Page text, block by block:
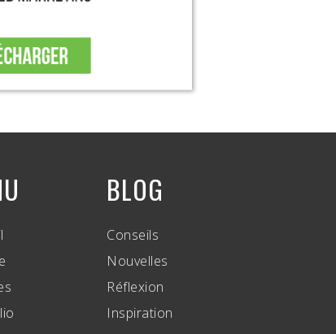
BLOG
Conseils
Nouvelles
Réflexion
Inspiration